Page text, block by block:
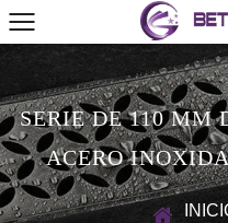
SERIE DE 110 MM
ACERO